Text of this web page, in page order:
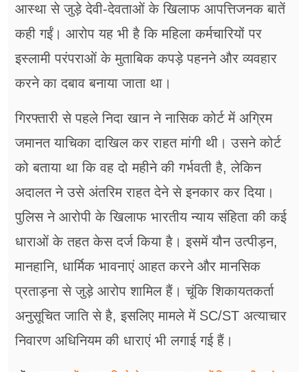
आस्था से जुड़े देवी-देवताओं के खिलाफ आपत्तिजनक बातें
कही गईं। आरोप यह भी है कि महिला कर्मचारियों पर
इस्लामी परंपराओं के मुताबिक कपड़े पहनने और व्यवहार
करने का दबाव बनाया जाता था।
गिरफ्तारी से पहले निदा खान ने नासिक कोर्ट में अग्रिम
जमानत याचिका दाखिल कर राहत मांगी थी। उसने कोर्ट
को बताया था कि वह दो महीने की गर्भवती है, लेकिन
अदालत ने उसे अंतरिम राहत देने से इनकार कर दिया।
पुलिस ने आरोपी के खिलाफ भारतीय न्याय संहिता की कई
धाराओं के तहत केस दर्ज किया है। इसमें यौन उत्पीड़न,
मानहानि, धार्मिक भावनाएं आहत करने और मानसिक
प्रताड़ना से जुड़े आरोप शामिल हैं। चूंकि शिकायतकर्ता
अनुसूचित जाति से है, इसलिए मामले में SC/ST अत्याचार
निवारण अधिनियम की धाराएं भी लगाई गई हैं।